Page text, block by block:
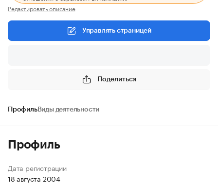
Редактировать описание
Управлять страницей
Поделиться
ПрофильВиды деятельности
Профиль
Дата регистрации
18 августа 2004